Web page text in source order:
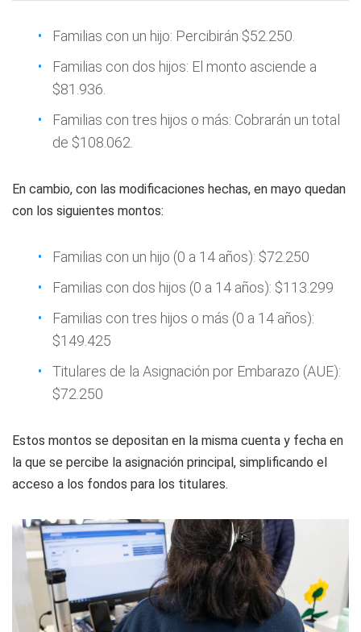
Familias con un hijo: Percibirán $52.250.
Familias con dos hijos: El monto asciende a
$81.936.
Familias con tres hijos o más: Cobrarán un total
de $108.062.
En cambio, con las modificaciones hechas, en mayo quedan
con los siguientes montos:
Familias con un hijo (0 a 14 años): $72.250
Familias con dos hijos (0 a 14 años): $113.299
Familias con tres hijos o más (0 a 14 años):
$149.425
Titulares de la Asignación por Embarazo (AUE):
$72.250
Estos montos se depositan en la misma cuenta y fecha en
la que se percibe la asignación principal, simplificando el
acceso a los fondos para los titulares.